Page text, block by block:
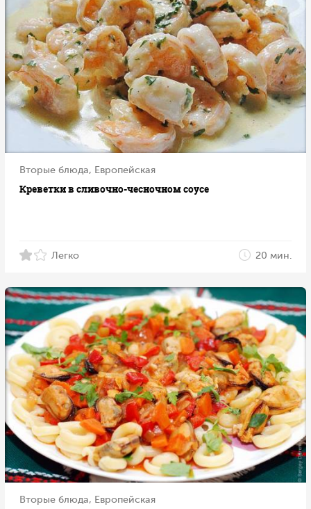
Вторые блюда, Европейская
Креветки в сливочно-чесночном соусе
Легко 20 мин.
Вторые блюда, Европейская